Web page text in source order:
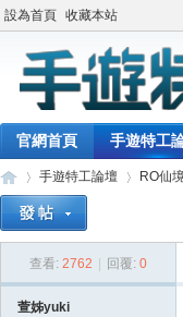
設為首頁 收藏本站
官網首頁 手遊特工
手遊特工論壇
›
RO仙
查看: 2762 回覆: 0
萱姊yuki